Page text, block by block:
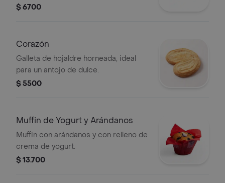
dulce.
$ 6700
Corazón
Galleta de hojaldre horneada, ideal
para un antojo de dulce.
$ 5500
Muffin de Yogurt y Arándanos
Muffin con arándanos y con relleno de
crema de yogurt.
$ 13.700